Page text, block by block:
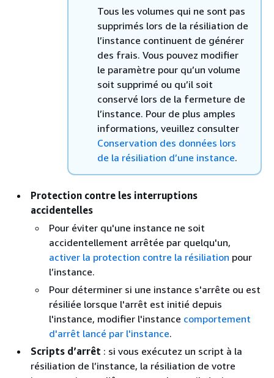
Tous les volumes qui ne sont pas
supprimés lors de la résiliation de
l’instance continuent de générer
des frais. Vous pouvez modifier
le paramètre pour qu’un volume
soit supprimé ou qu’il soit
conservé lors de la fermeture de
l’instance. Pour de plus amples
informations, veuillez consulter
Conservation des données lors
de la résiliation d’une instance.
Protection contre les interruptions
accidentelles
Pour éviter qu'une instance ne soit
accidentellement arrêtée par quelqu'un,
activer la protection contre la résiliation pour
l’instance.
Pour déterminer si une instance s'arrête ou est
résiliée lorsque l'arrêt est initié depuis
l'instance, modifier l'instance comportement
d'arrêt lancé par l'instance.
Scripts d’arrêt : si vous exécutez un script à la
résiliation de l’instance, la résiliation de votre